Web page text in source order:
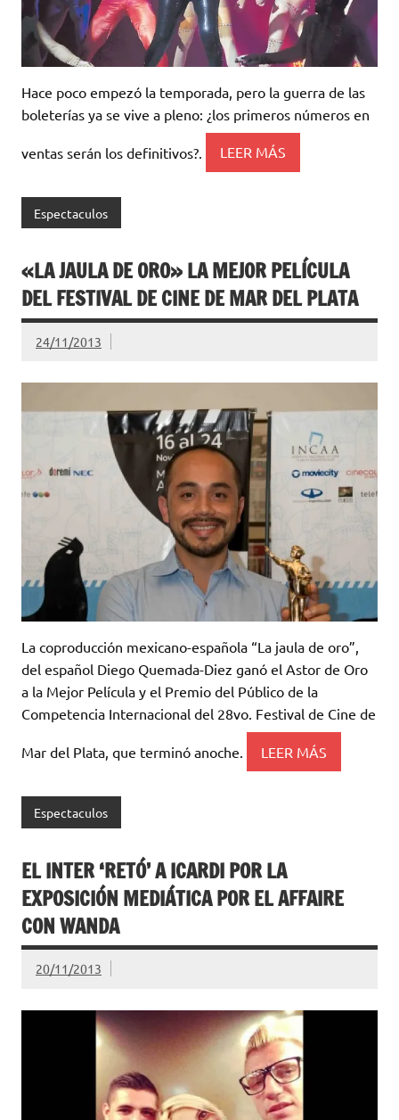
Hace poco empezó la temporada, pero la guerra de las
boleterías ya se vive a pleno: ¿los primeros números en
ventas serán los definitivos?. LEER MÁS
Espectaculos
«LA JAULA DE ORO» LA MEJOR PELÍCULA
DEL FESTIVAL DE CINE DE MAR DEL PLATA
24/11/2013
La coproducción mexicano-española “La jaula de oro”,
del español Diego Quemada-Diez ganó el Astor de Oro
a la Mejor Película y el Premio del Público de la
Competencia Internacional del 28vo. Festival de Cine de
Mar del Plata, que terminó anoche. LEER MÁS
Espectaculos
EL INTER ‘RETÓ’ A ICARDI POR LA
EXPOSICIÓN MEDIÁTICA POR EL AFFAIRE
CON WANDA
20/11/2013